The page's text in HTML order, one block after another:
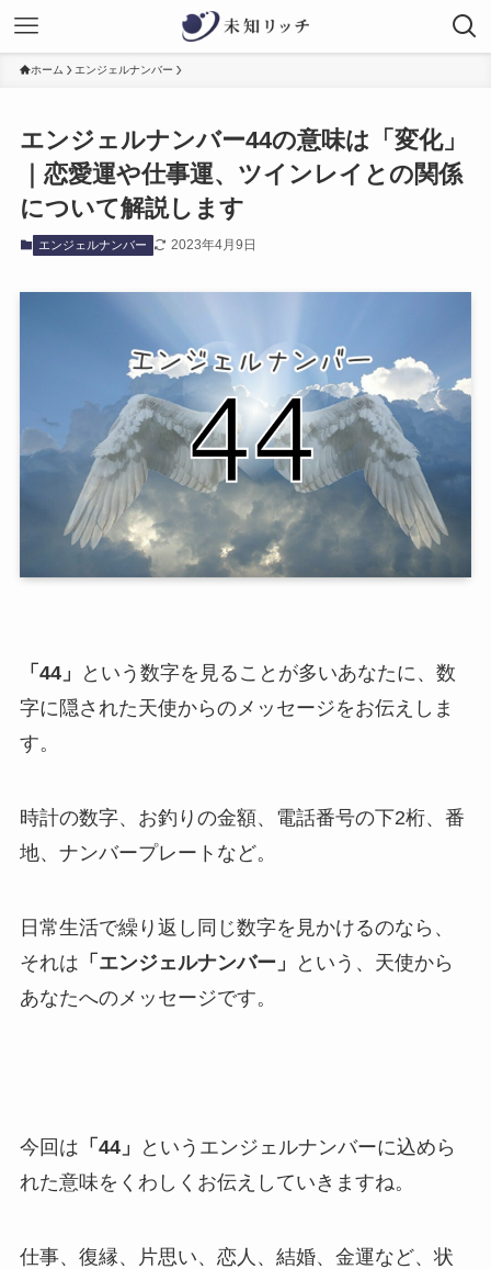
ホーム エンジェルナンバー
エンジェルナンバー44の意味は「変化」
｜恋愛運や仕事運、ツインレイとの関係
について解説します
エンジェルナンバー 2023年4月9日
「44」
という数字を見ることが多いあなたに、数
字に隠された天使からのメッセージをお伝えしま
す。
時計の数字、お釣りの金額、電話番号の下2桁、番
地、ナンバープレートなど。
日常生活で繰り返し同じ数字を見かけるのなら、
それは 「エンジェルナンバー」
という、天使から
あなたへのメッセージです。
今回は 「44」
というエンジェルナンバーに込めら
れた意味をくわしくお伝えしていきますね。
仕事、復縁、片思い、恋人、結婚、金運など、状